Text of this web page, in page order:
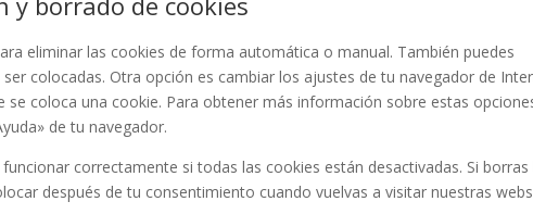
eliminar las cookies de forma automática o manual. También puedes
colocadas. Otra opción es cambiar los ajustes de tu navegador de
se coloca una cookie. Para obtener más información sobre estas
de tu navegador.
correctamente si todas las cookies están desactivadas. Si borras
después de tu consentimiento cuando vuelvas a visitar nuestras